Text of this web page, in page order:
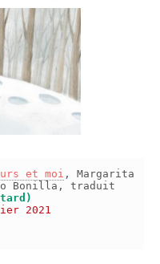
et moi , Margarita
Bonilla, traduit
2021